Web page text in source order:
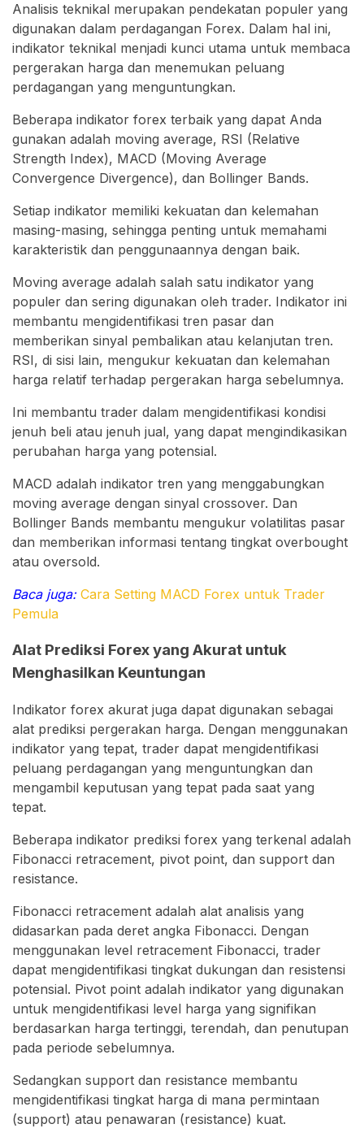
Analisis teknikal merupakan pendekatan populer yang
digunakan dalam perdagangan Forex. Dalam hal ini,
indikator teknikal menjadi kunci utama untuk membaca
pergerakan harga dan menemukan peluang
perdagangan yang menguntungkan.
Beberapa indikator forex terbaik yang dapat Anda
gunakan adalah moving average, RSI (Relative
Strength Index), MACD (Moving Average
Convergence Divergence), dan Bollinger Bands.
Setiap indikator memiliki kekuatan dan kelemahan
masing-masing, sehingga penting untuk memahami
karakteristik dan penggunaannya dengan baik.
Moving average adalah salah satu indikator yang
populer dan sering digunakan oleh trader. Indikator ini
membantu mengidentifikasi tren pasar dan
memberikan sinyal pembalikan atau kelanjutan tren.
RSI, di sisi lain, mengukur kekuatan dan kelemahan
harga relatif terhadap pergerakan harga sebelumnya.
Ini membantu trader dalam mengidentifikasi kondisi
jenuh beli atau jenuh jual, yang dapat mengindikasikan
perubahan harga yang potensial.
MACD adalah indikator tren yang menggabungkan
moving average dengan sinyal crossover. Dan
Bollinger Bands membantu mengukur volatilitas pasar
dan memberikan informasi tentang tingkat overbought
atau oversold.
Baca juga: Cara Setting MACD Forex untuk Trader
Pemula
Alat Prediksi Forex yang Akurat untuk
Menghasilkan Keuntungan
Indikator forex akurat juga dapat digunakan sebagai
alat prediksi pergerakan harga. Dengan menggunakan
indikator yang tepat, trader dapat mengidentifikasi
peluang perdagangan yang menguntungkan dan
mengambil keputusan yang tepat pada saat yang
tepat.
Beberapa indikator prediksi forex yang terkenal adalah
Fibonacci retracement, pivot point, dan support dan
resistance.
Fibonacci retracement adalah alat analisis yang
didasarkan pada deret angka Fibonacci. Dengan
menggunakan level retracement Fibonacci, trader
dapat mengidentifikasi tingkat dukungan dan resistensi
potensial. Pivot point adalah indikator yang digunakan
untuk mengidentifikasi level harga yang signifikan
berdasarkan harga tertinggi, terendah, dan penutupan
pada periode sebelumnya.
Sedangkan support dan resistance membantu
mengidentifikasi tingkat harga di mana permintaan
(support) atau penawaran (resistance) kuat.